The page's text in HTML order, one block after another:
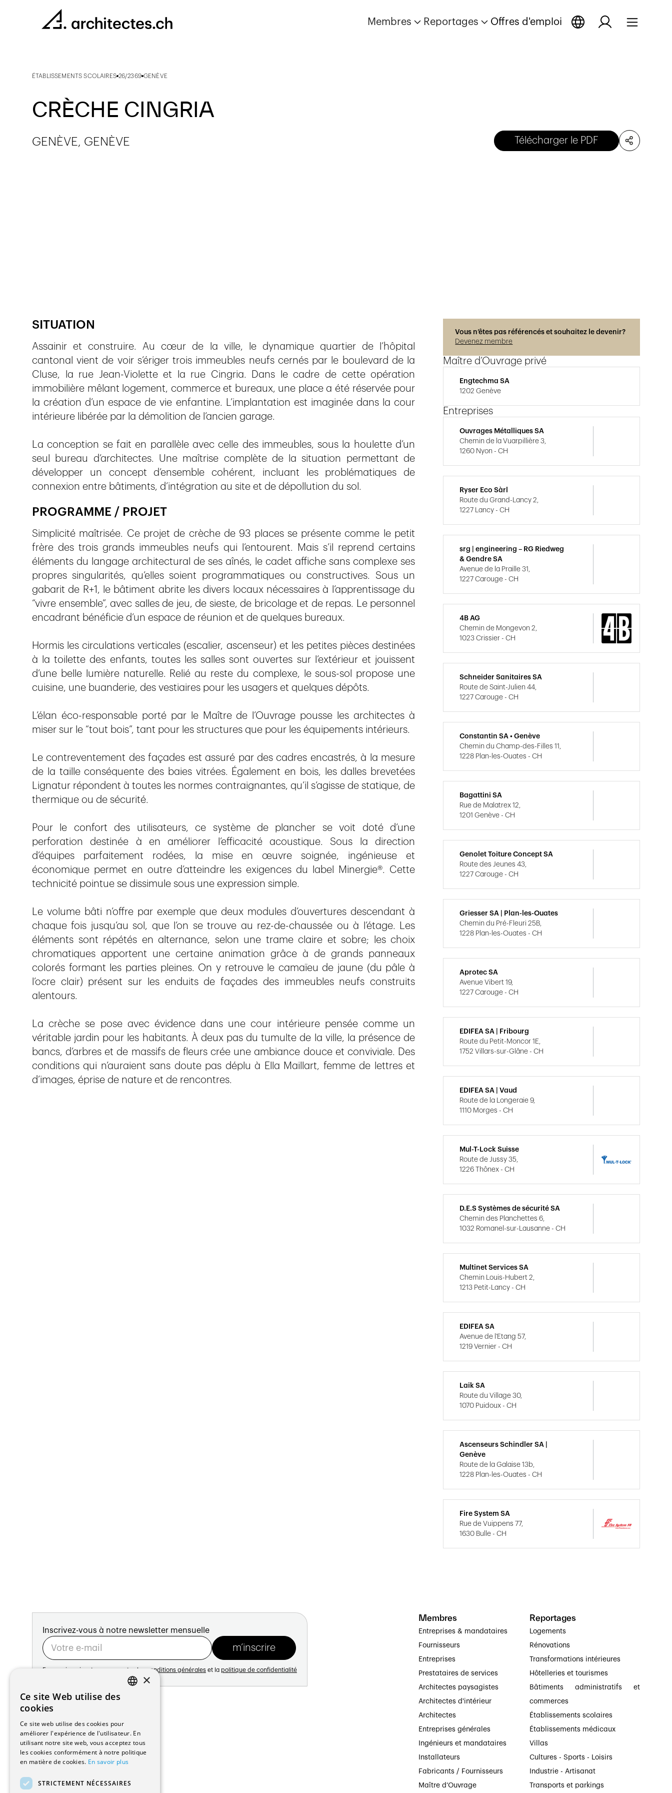
Membres Reportages Offres d'emploi
ÉTABLISSEMENTS SCOLAIRES 26/2369 GENÈVE
CRÈCHE CINGRIA
GENÈVE, GENÈVE Télécharger le PDF
SITUATION
Assainir et construire. Au cœur de la ville, le dynamique quartier de l’hôpital
cantonal vient de voir s’ériger trois immeubles neufs cernés par le boulevard de la
Cluse, la rue Jean-Violette et la rue Cingria. Dans le cadre de cette opération
immobilière mêlant logement, commerce et bureaux, une place a été réservée pour
la création d’un espace de vie enfantine. L’implantation est imaginée dans la cour
intérieure libérée par la démolition de l’ancien garage.
La conception se fait en parallèle avec celle des immeubles, sous la houlette d’un
seul bureau d’architectes. Une maîtrise complète de la situation permettant de
développer un concept d’ensemble cohérent, incluant les problématiques de
connexion entre bâtiments, d’intégration au site et de dépollution du sol.
PROGRAMME / PROJET
Simplicité maîtrisée. Ce projet de crèche de 93 places se présente comme le petit
frère des trois grands immeubles neufs qui l’entourent. Mais s’il reprend certains
éléments du langage architectural de ses aînés, le cadet affiche sans complexe ses
propres singularités, qu’elles soient programmatiques ou constructives. Sous un
gabarit de R+1, le bâtiment abrite les divers locaux nécessaires à l’apprentissage du
“vivre ensemble”, avec salles de jeu, de sieste, de bricolage et de repas. Le personnel
encadrant bénéficie d’un espace de réunion et de quelques bureaux.
Hormis les circulations verticales (escalier, ascenseur) et les petites pièces destinées
à la toilette des enfants, toutes les salles sont ouvertes sur l’extérieur et jouissent
d’une belle lumière naturelle. Relié au reste du complexe, le sous-sol propose une
cuisine, une buanderie, des vestiaires pour les usagers et quelques dépôts.
L’élan éco-responsable porté par le Maître de l’Ouvrage pousse les architectes à
miser sur le “tout bois”, tant pour les structures que pour les équipements intérieurs.
Le contreventement des façades est assuré par des cadres encastrés, à la mesure
de la taille conséquente des baies vitrées. Également en bois, les dalles brevetées
Lignatur répondent à toutes les normes contraignantes, qu’il s’agisse de statique, de
thermique ou de sécurité.
Pour le confort des utilisateurs, ce système de plancher se voit doté d’une
perforation destinée à en améliorer l’efficacité acoustique. Sous la direction
d’équipes parfaitement rodées, la mise en œuvre soignée, ingénieuse et
économique permet en outre d’atteindre les exigences du label Minergie®. Cette
technicité pointue se dissimule sous une expression simple.
Le volume bâti n’offre par exemple que deux modules d’ouvertures descendant à
chaque fois jusqu’au sol, que l’on se trouve au rez-de-chaussée ou à l’étage. Les
éléments sont répétés en alternance, selon une trame claire et sobre; les choix
chromatiques apportent une certaine animation grâce à de grands panneaux
colorés formant les parties pleines. On y retrouve le camaïeu de jaune (du pâle à
l’ocre clair) présent sur les enduits de façades des immeubles neufs construits
alentours.
La crèche se pose avec évidence dans une cour intérieure pensée comme un
véritable jardin pour les habitants. À deux pas du tumulte de la ville, la présence de
bancs, d’arbres et de massifs de fleurs crée une ambiance douce et conviviale. Des
conditions qui n’auraient sans doute pas déplu à Ella Maillart, femme de lettres et
d’images, éprise de nature et de rencontres.
Vous n’êtes pas référencés et souhaitez le devenir?
Devenez membre
Maître d’Ouvrage privé
Engtechma SA
1202 Genève
Entreprises
Ouvrages Métalliques SA
Chemin de la Vuarpillière 3,
1260 Nyon - CH
Ryser Eco Sàrl
Route du Grand-Lancy 2,
1227 Lancy - CH
srg | engineering – RG Riedweg
& Gendre SA
Avenue de la Praille 31,
1227 Carouge - CH
4B AG
Chemin de Mongevon 2,
1023 Crissier - CH
Schneider Sanitaires SA
Route de Saint-Julien 44,
1227 Carouge - CH
Constantin SA • Genève
Chemin du Champ-des-Filles 11,
1228 Plan-les-Ouates - CH
Bagattini SA
Rue de Malatrex 12,
1201 Genève - CH
Genolet Toiture Concept SA
Route des Jeunes 43,
1227 Carouge - CH
Griesser SA | Plan-les-Ouates
Chemin du Pré-Fleuri 25B,
1228 Plan-les-Ouates - CH
Aprotec SA
Avenue Vibert 19,
1227 Carouge - CH
EDIFEA SA | Fribourg
Route du Petit-Moncor 1E,
1752 Villars-sur-Glâne - CH
EDIFEA SA | Vaud
Route de la Longeraie 9,
1110 Morges - CH
Mul-T-Lock Suisse
Route de Jussy 35,
1226 Thônex - CH
D.E.S Systèmes de sécurité SA
Chemin des Planchettes 6,
1032 Romanel-sur-Lausanne - CH
Multinet Services SA
Chemin Louis-Hubert 2,
1213 Petit-Lancy - CH
EDIFEA SA
Avenue de l'Etang 57,
1219 Vernier - CH
Laik SA
Route du Village 30,
1070 Puidoux - CH
Ascenseurs Schindler SA |
Genève
Route de la Galaise 13b,
1228 Plan-les-Ouates - CH
Fire System SA
Rue de Vuippens 77,
1630 Bulle - CH
Inscrivez-vous à notre newsletter mensuelle
En vous inscrivant vous acceptez les conditions générales et la politique de confidentialité
Adresse:
Avenue de Longemalle 21
1020 Renens
Suisse
Contact:
Édition: +41 21 635 16 82
Plateforme: +41 21 631 10 50
info@architectes.ch
Membres
Entreprises & mandataires
Fournisseurs
Entreprises
Prestataires de services
Architectes paysagistes
Architectes d'intérieur
Architectes
Entreprises générales
Ingénieurs et mandataires
Installateurs
Fabricants / Fournisseurs
Maître d’Ouvrage
Reportages
Logements
Rénovations
Transformations intérieures
Hôtelleries et tourismes
Bâtiments administratifs et
commerces
Établissements scolaires
Établissements médicaux
Villas
Cultures - Sports - Loisirs
Industrie - Artisanat
Transports et parkings
×
Ce site Web utilise des
cookies
Ce site web utilise des cookies pour
améliorer l'expérience de l'utilisateur. En
utilisant notre site web, vous acceptez tous
les cookies conformément à notre politique
en matière de cookies. En savoir plus
STRICTEMENT NÉCESSAIRES